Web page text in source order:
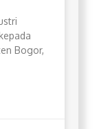
Bogor,